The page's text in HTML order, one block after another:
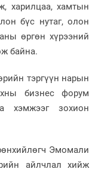
харилцаа, хамтын
бүс нутаг, олон
өргөн хүрээний
байна.
тэргүүн нарын
бизнес форум
хэмжээг зохион
Эмомали
айлчлал хийж